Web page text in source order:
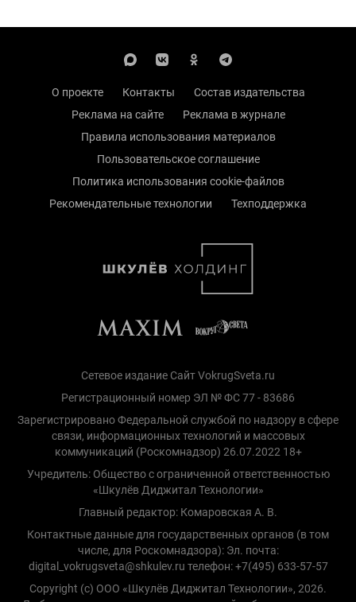
О проекте Контакты
Состав издательства
Реклама на сайте
Реклама в журнале
Правила использования материалов
Пользовательское соглашение
Политика использования cookie-файлов
Рекомендательные технологии
Техподдержка
Сетевое издание Сайт VokrugSveta.ru
Регистрационный номер ЭЛ № ФС 77 - 83686
Зарегистрировано Федеральной службой по надзору в сфере
связи, информационных технологий и массовых
коммуникаций (Роскомнадзор) 26.07.2022 18+
Учредитель: Общество с ограниченной ответственностью
«Шкулёв Диджитал Технологии»
Главный редактор: Комаровская А. В.
Контактные данные для государственных органов (в том
числе, для Роскомнадзора): Эл. почта:
digital_vokrugsveta@shkulev.ru телефон: +7(495) 633-57-57
Copyright (с) ООО «Шкулёв Диджитал Технологии», 2026.